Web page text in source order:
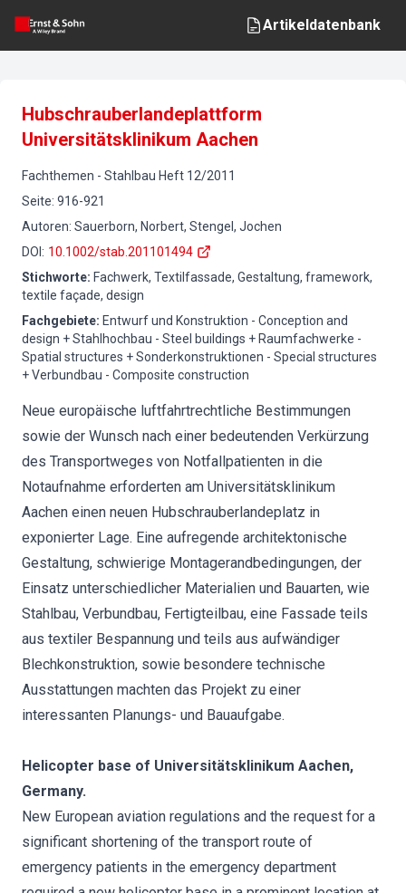
Artikeldatenbank
Hubschrauberlandeplattform
Universitätsklinikum Aachen
Fachthemen - Stahlbau Heft 12/2011
Seite: 916-921
Autoren: Sauerborn, Norbert, Stengel, Jochen
DOI : 10.1002/stab.201101494
Stichworte: Fachwerk, Textilfassade, Gestaltung, framework,
textile façade, design
Fachgebiete: Entwurf und Konstruktion - Conception and
design + Stahlhochbau - Steel buildings + Raumfachwerke -
Spatial structures + Sonderkonstruktionen - Special structures
+ Verbundbau - Composite construction
Neue europäische luftfahrtrechtliche Bestimmungen
sowie der Wunsch nach einer bedeutenden Verkürzung
des Transportweges von Notfallpatienten in die
Notaufnahme erforderten am Universitätsklinikum
Aachen einen neuen Hubschrauberlandeplatz in
exponierter Lage. Eine aufregende architektonische
Gestaltung, schwierige Montagerandbedingungen, der
Einsatz unterschiedlicher Materialien und Bauarten, wie
Stahlbau, Verbundbau, Fertigteilbau, eine Fassade teils
aus textiler Bespannung und teils aus aufwändiger
Blechkonstruktion, sowie besondere technische
Ausstattungen machten das Projekt zu einer
interessanten Planungs- und Bauaufgabe.
Helicopter base of Universitätsklinikum Aachen,
Germany.
New European aviation regulations and the request for a
significant shortening of the transport route of
emergency patients in the emergency department